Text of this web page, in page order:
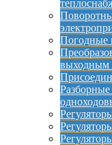
Погодные
выходным